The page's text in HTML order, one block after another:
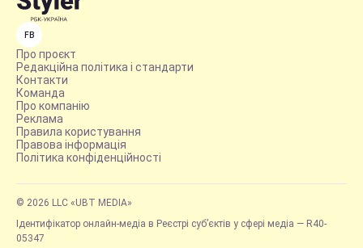
FB
Про проєкт
Редакційна політика і стандарти
Контакти
Команда
Про компанію
Реклама
Правила користування
Правова інформація
Політика конфіденційності
© 2026 LLC «UBT MEDIA»
Ідентифікатор онлайн-медіа в Реєстрі суб’єктів у сфері медіа — R40-
05347